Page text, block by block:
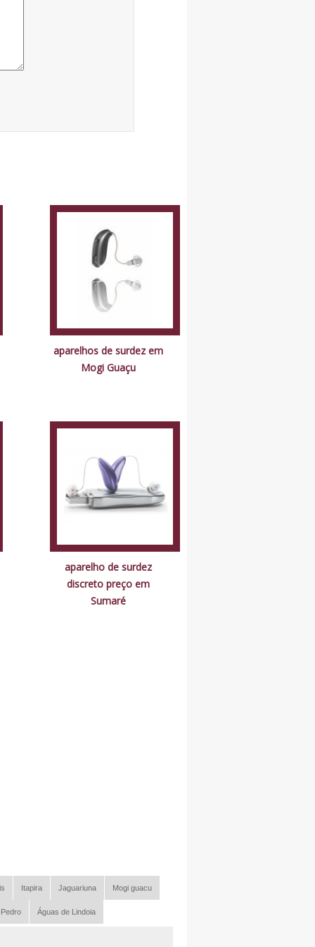
aparelhos de surdez em
Mogi Guaçu
aparelho de surdez
discreto preço em
Sumaré
Itapira Jaguariuna Mogi guacu
Águas de Lindoia